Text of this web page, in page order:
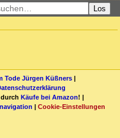
Los
Tode Jürgen Küßners |
durch Käufe bei Amazon! |
| Cookie-Einstellungen